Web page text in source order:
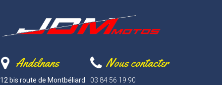
Andelnans
12 bis route de Montbéliard
Nous contacter
03 84 56 19 90